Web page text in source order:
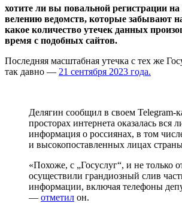
хотите ли вы повальной регистрации на
велению ведомств, которые забывают
какое количество утечек данных
время с подобных сайтов.
Последняя масштабная утечка с тех же
так давно — 21 сентября 2023 года.
Делягин сообщил в своем Telegram-
просторах интернета оказалась вся
информация о россиянах, в том
и высокопоставленных лицах
«Похоже, с „Госуслуг“, и не только
осуществили грандиозный слив
информации, включая телефоны
— отметил он.